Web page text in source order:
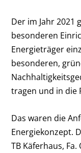
Der im Jahr 2021
besonderen
Energieträger
besonderen,
tragen und in die
Das waren die
Energiekonzept.
TB Käferhaus,